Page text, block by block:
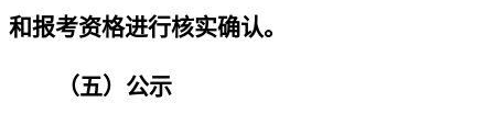
和报考资格进行核实确认。
（五）公示